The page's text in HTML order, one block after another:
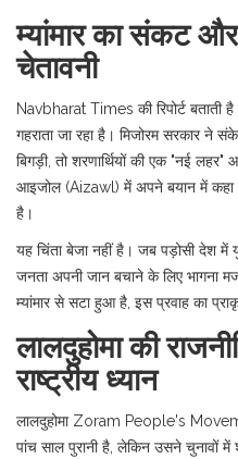
म्यांमार का संकट
चेतावनी
Navbharat Times की रिपोर्ट बताती
गहराता जा रहा है। मिजोरम सरकार ने
बिगड़ी, तो शरणार्थियों की एक "नई
आइजोल (Aizawl) में अपने बयान में कहा
है।
यह चिंता बेजा नहीं है। जब पड़ोसी देश में
जनता अपनी जान बचाने के लिए भागना
म्यांमार से सटा हुआ है, इस प्रवाह का
लालदुहोमा की
राष्ट्रीय ध्यान
लालदुहोमा Zoram People's
पांच साल पुरानी है, लेकिन उसने चुनावों में